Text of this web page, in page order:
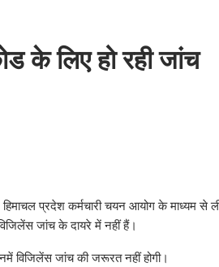
के लिए हो रही जांच
प्रदेश कर्मचारी चयन आयोग के माध्यम से
जांच के दायरे में नहीं हैं।
विजिलेंस जांच की जरूरत नहीं होगी।